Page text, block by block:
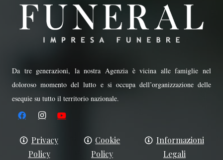
Da tre generazioni, la nostra Agenzia è vicina alle famiglie nel
doloroso momento del lutto e si occupa dell’organizzazione delle
esequie su tutto il territorio nazionale.
Privacy
Policy
Cookie
Policy
Informazioni
Legali